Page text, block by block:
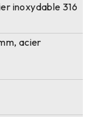
inoxydable 316
acier